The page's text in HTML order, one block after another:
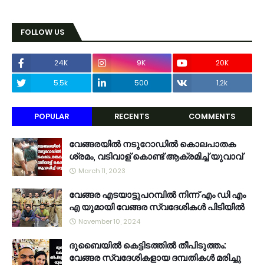
FOLLOW US
24K 9K
20K
5.5k
500 1.2k
POPULAR RECENTS COMMENTS
വേങ്ങരയിൽ നടുറോഡിൽ കൊലപാതക
ശ്രമം, വടിവാള് കൊണ്ട് ആക്രമിച്ച് യുവാവ്
March 11, 2023
വേങ്ങര എടയാട്ടുപറമ്പിൽ നിന്ന് എം ഡി എം
എ യുമായി വേങ്ങര സ്വദേശികൾ പിടിയിൽ
November 10, 2024
ദുബൈയിൽ കെട്ടിടത്തിൽ തീപിടുത്തം:
വേങ്ങര സ്വദേശികളായ ദമ്പതികൾ മരിച്ചു